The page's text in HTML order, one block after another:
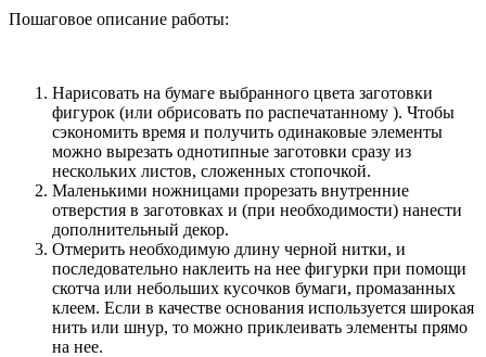
Пошаговое описание работы:
Нарисовать на бумаге выбранного цвета заготовки
фигурок (или обрисовать по распечатанному ). Чтобы
сэкономить время и получить одинаковые элементы
можно вырезать однотипные заготовки сразу из
нескольких листов, сложенных стопочкой.
Маленькими ножницами прорезать внутренние
отверстия в заготовках и (при необходимости) нанести
дополнительный декор.
Отмерить необходимую длину черной нитки, и
последовательно наклеить на нее фигурки при помощи
скотча или небольших кусочков бумаги, промазанных
клеем. Если в качестве основания используется широкая
нить или шнур, то можно приклеивать элементы прямо
на нее.